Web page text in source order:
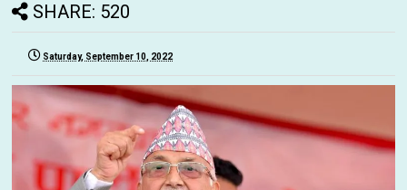
SHARE: 520
Saturday, September 10, 2022